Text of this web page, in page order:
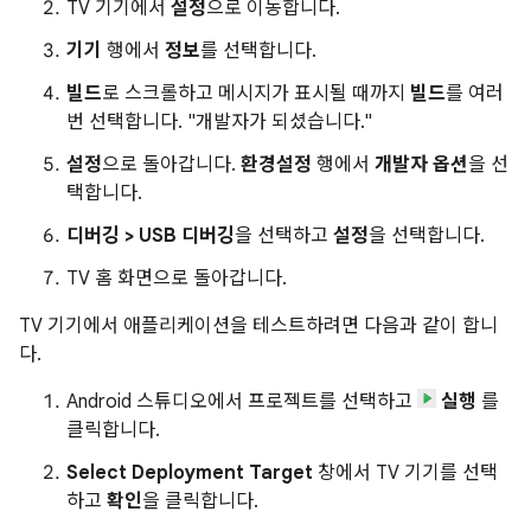
TV 기기에서 설정으로 이동합니다.
기기 행에서 정보를 선택합니다.
빌드로 스크롤하고 메시지가 표시될 때까지 빌드를 여러
번 선택합니다. "개발자가 되셨습니다."
설정으로 돌아갑니다. 환경설정 행에서 개발자 옵션을 선
택합니다.
디버깅 > USB 디버깅을 선택하고 설정을 선택합니다.
TV 홈 화면으로 돌아갑니다.
TV 기기에서 애플리케이션을 테스트하려면 다음과 같이 합니
다.
Android 스튜디오에서 프로젝트를 선택하고
실행 를
클릭합니다.
Select Deployment Target 창에서 TV 기기를 선택
하고 확인을 클릭합니다.